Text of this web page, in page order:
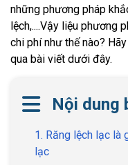
những phương pháp
lệch,....Vậy liệu phương
chi phí như thế nào?
qua bài viết dưới đây.
Nội dung
1. Răng lệch lạc là
lạc